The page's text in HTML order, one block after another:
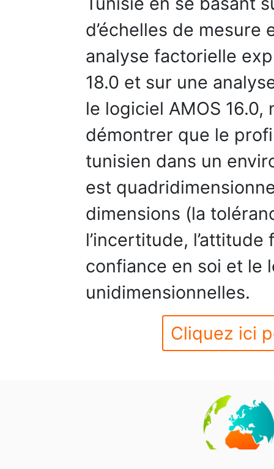
d’échelles de mesure
analyse factorielle
18.0 et sur une
le logiciel AMOS
démontrer que le
tunisien dans un
est
dimensions (la
l’incertitude,
confiance en soi et le
unidimensionnelles.
Cliquez ici